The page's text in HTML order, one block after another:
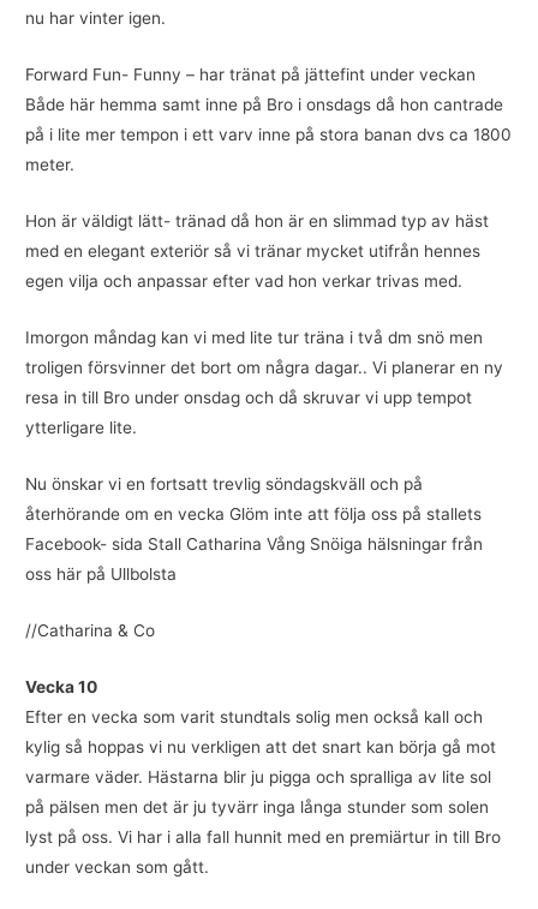
nu har vinter igen.
Forward Fun- Funny – har tränat på jättefint under veckan
Både här hemma samt inne på Bro i onsdags då hon cantrade
på i lite mer tempon i ett varv inne på stora banan dvs ca 1800
meter.
Hon är väldigt lätt- tränad då hon är en slimmad typ av häst
med en elegant exteriör så vi tränar mycket utifrån hennes
egen vilja och anpassar efter vad hon verkar trivas med.
Imorgon måndag kan vi med lite tur träna i två dm snö men
troligen försvinner det bort om några dagar.. Vi planerar en ny
resa in till Bro under onsdag och då skruvar vi upp tempot
ytterligare lite.
Nu önskar vi en fortsatt trevlig söndagskväll och på
återhörande om en vecka Glöm inte att följa oss på stallets
Facebook- sida Stall Catharina Vång Snöiga hälsningar från
oss här på Ullbolsta
//Catharina & Co
Vecka 10
Efter en vecka som varit stundtals solig men också kall och
kylig så hoppas vi nu verkligen att det snart kan börja gå mot
varmare väder. Hästarna blir ju pigga och spralliga av lite sol
på pälsen men det är ju tyvärr inga långa stunder som solen
lyst på oss. Vi har i alla fall hunnit med en premiärtur in till Bro
under veckan som gått.